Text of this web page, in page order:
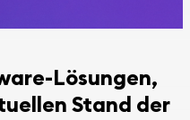
Lösungen,
Stand der